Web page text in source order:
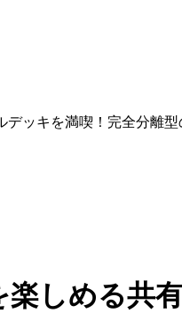
デッキを満喫！完全分離
楽しめる共